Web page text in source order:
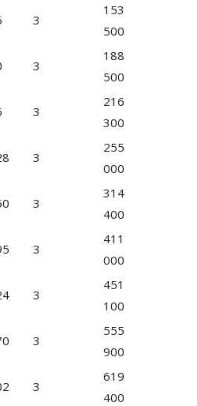
3
153
500
3
188
500
3
216
300
3
255
000
3
314
400
3
411
000
3
451
100
3
555
900
3
619
400